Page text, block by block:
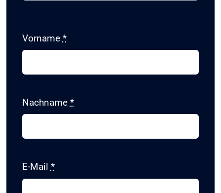
Vorname *
Nachname *
E-Mail *